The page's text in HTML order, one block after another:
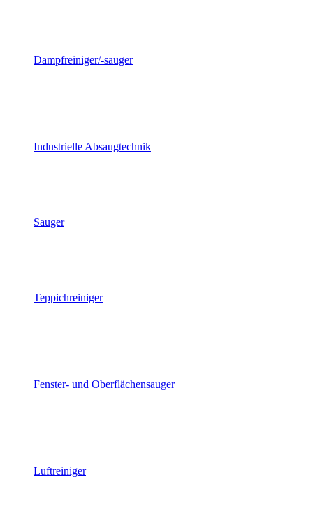
Dampfreiniger/-sauger
Industrielle Absaugtechnik
Sauger
Teppichreiniger
Fenster- und Oberflächensauger
Luftreiniger